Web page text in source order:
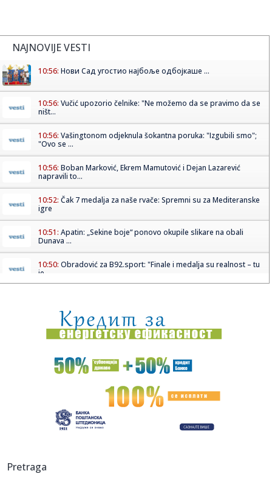
NAJNOVIJE VESTI
10:56: Нови Сад угостио најбоље одбојкаше ...
10:56: Vučić upozorio čelnike: "Ne možemo da se pravimo da se
ništ...
10:56: Vašingtonom odjeknula šokantna poruka: "Izgubili smo";
"Ovo se ...
10:56: Boban Marković, Ekrem Mamutović i Dejan Lazarević
napravili to...
10:52: Čak 7 medalja za naše rvače: Spremni su za Mediteranske
igre
10:51: Apatin: „Sekine boje“ ponovo okupile slikare na obali
Dunava ...
10:50: Obradović za B92.sport: "Finale i medalja su realnost – tu
je ...
10:47:Robert Patinson u istinitoj priči koja je šokirala Ameriku:
Sek...
10:47:Objavljeni superfinalisti Nagrade Milan Mladenović 2026
Premijerni singl kolektiva Niprije: ‘Sad gledaš ga’
10:45:Uhapšen zbog krađe na bazenu u Sijarinskoj Banji
Pretraga